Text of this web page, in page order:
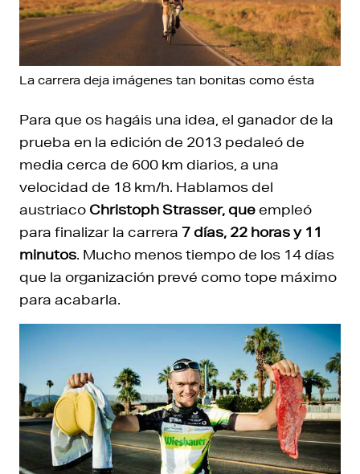
La carrera deja imágenes tan bonitas como ésta
Para que os hagáis una idea, el ganador de la
prueba en la edición de 2013 pedaleó de
media cerca de 600 km diarios, a una
velocidad de 18 km/h. Hablamos del
austriaco Christoph Strasser, queempleó
para finalizar la carrera 7 días, 22 horas y 11
minutos. Mucho menos tiempo de los 14 días
que la organización prevé como tope máximo
para acabarla.